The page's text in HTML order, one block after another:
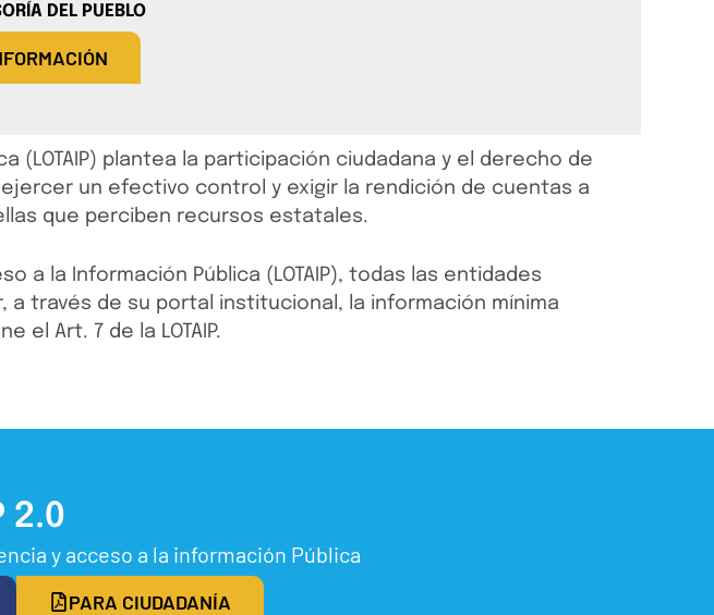
DEL PUEBLO
(LOTAIP) plantea la participación ciudadana y el derecho de
un efectivo control y exigir la rendición de cuentas a
que perciben recursos estatales.
a la Información Pública (LOTAIP), todas las entidades
través de su portal institucional, la información mínima
el Art. 7 de la LOTAIP.
2.0
y acceso a la información Pública
PARA CIUDADANÍA